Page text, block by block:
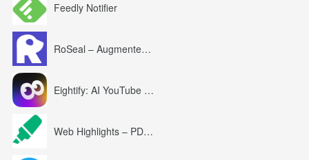
Feedly Notifier
RoSeal – Augmented Roblox Experience
Eightify: AI YouTube Summary with ChatGPT
Web Highlights – PDF & Web Highlighter